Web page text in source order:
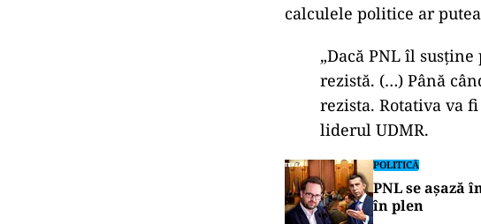
calculele politice ar
„Dacă PNL îl susţine
rezistă. (…) Până c
rezista. Rotativa va
liderul UDMR.
POLITICĂ
PNL se așază
în plen